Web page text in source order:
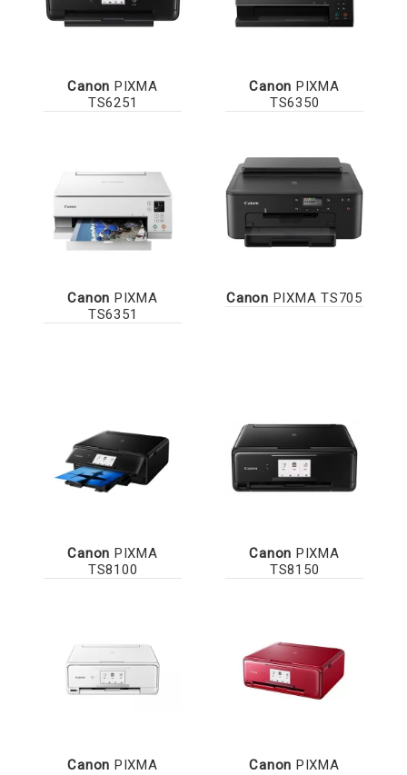
Canon PIXMA
TS6251
Canon PIXMA
TS6350
Canon PIXMA
TS6351
Canon PIXMA TS705
Canon PIXMA
TS8100
Canon PIXMA
TS8150
Canon PIXMA
Canon PIXMA